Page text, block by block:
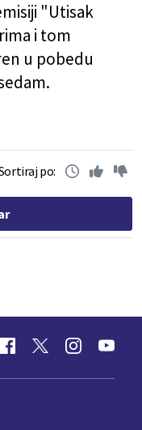
"Utisak
i tom
u pobedu
po: